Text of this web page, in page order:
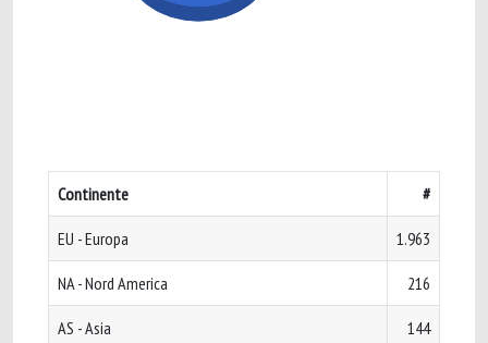
Continente #
EU - Europa 1.963
NA - Nord America 216
AS - Asia 144